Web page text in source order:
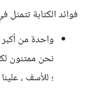
فوائد الكتابة تتمثل
واحدة من أكبر
نحن ممتنون
؛ للأسف ،